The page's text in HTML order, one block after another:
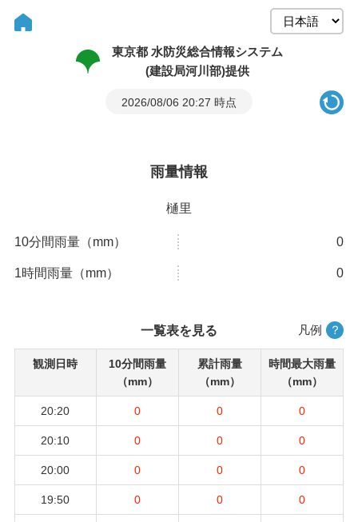
東京都 水防災総合情報システム
(建設局河川部)提供
2026/08/06 20:27 時点
雨量情報
樋里
10分間雨量（mm） 0
1時間雨量（mm） 0
凡例 ？
一覧表を見る
観測日時
10分間雨量
（mm）
累計雨量
（mm）
時間最大雨量
（mm）
20:20 0 0 0
20:10 0 0 0
20:00 0 0 0
19:50 0 0 0